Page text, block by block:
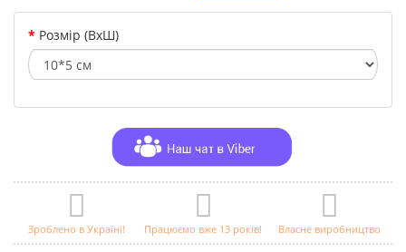
Розмір (ВхШ)
Зроблено в Україні! Працюємо вже 13 років! Власне виробництво